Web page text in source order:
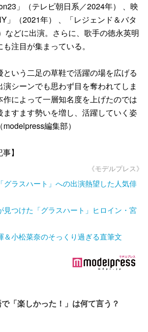
」（テレビ朝日系／2024年） 、映
」（2021年） 、「レジェンド＆バタ
などに出演。さらに、歌手の徳永英明
注目が集まっている。
いう二足の草鞋で活躍の場を広げる
シーンでも思わず目を奪われてしま
作によって一層知名度を上げたのでは
ますます勢いを増し、活躍していく姿
編集部）
】
《モデルプレス》
グラスハート」への出演熱望した人気俳
見つけた「グラスハート」ヒロイン・宮
＆小松菜奈のそっくり過ぎる直筆文
「楽しかった！」は何て言う？